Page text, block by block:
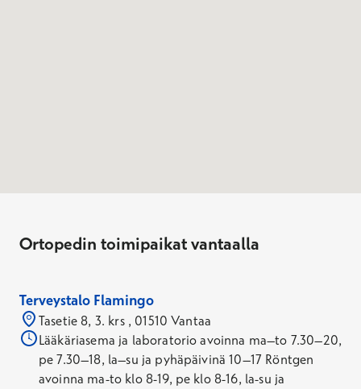
Ortopedin toimipaikat vantaalla
Terveystalo Flamingo
Tasetie 8, 3. krs , 01510 Vantaa
Lääkäriasema ja laboratorio avoinna ma–to 7.30–20,
pe 7.30–18, la–su ja pyhäpäivinä 10–17 Röntgen
avoinna ma-to klo 8-19, pe klo 8-16, la-su ja